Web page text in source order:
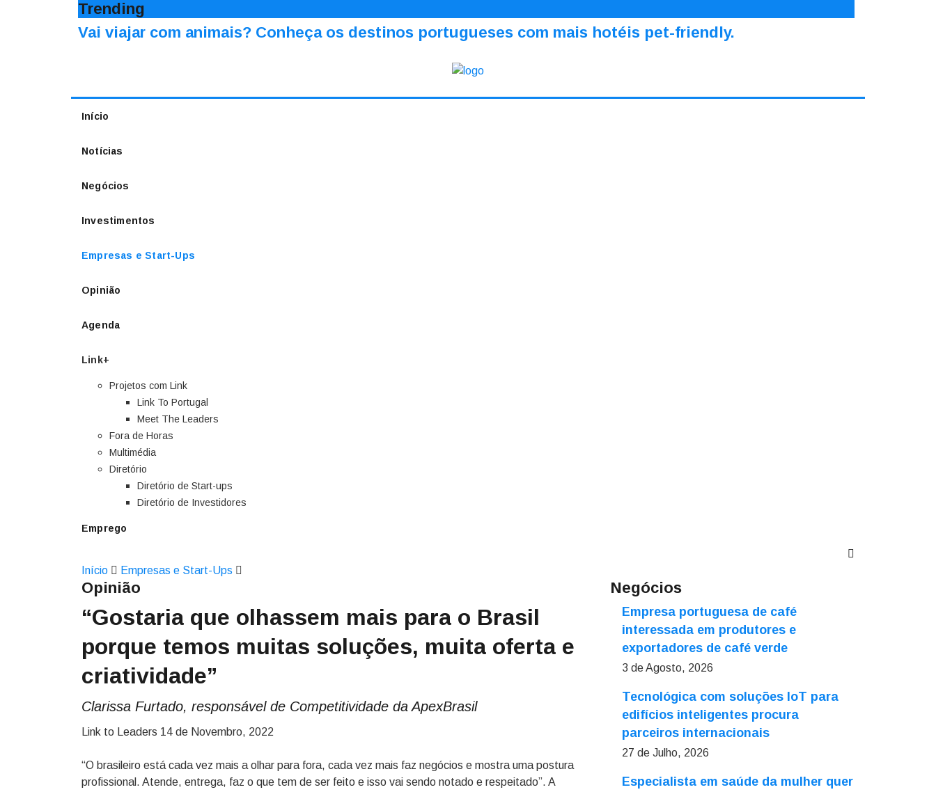
Trending
Vai viajar com animais? Conheça os destinos portugueses com mais hotéis pet-friendly.
Início
Notícias
Negócios
Investimentos
Empresas e Start-Ups
Opinião
Agenda
Link+
Projetos com Link
Link To Portugal
Meet The Leaders
Fora de Horas
Multimédia
Diretório
Diretório de Start-ups
Diretório de Investidores
Emprego
Início Empresas e Start-Ups
Opinião
“Gostaria que olhassem mais para o Brasil
porque temos muitas soluções, muita oferta e
criatividade”
Clarissa Furtado, responsável de Competitividade da ApexBrasil
Link to Leaders 14 de Novembro, 2022
“O brasileiro está cada vez mais a olhar para fora, cada vez mais faz negócios e mostra uma postura
profissional. Atende, entrega, faz o que tem de ser feito e isso vai sendo notado e respeitado”. A
Negócios
Empresa portuguesa de café
interessada em produtores e
exportadores de café verde
3 de Agosto, 2026
Tecnológica com soluções IoT para
edifícios inteligentes procura
parceiros internacionais
27 de Julho, 2026
Especialista em saúde da mulher quer